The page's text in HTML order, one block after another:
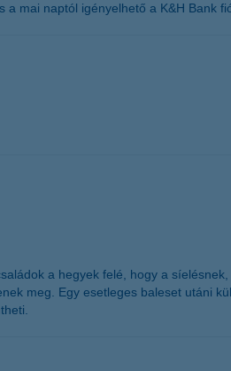
mai naptól igényelhető a K&H Bank
a hegyek felé, hogy a
meg. Egy esetleges baleset utáni